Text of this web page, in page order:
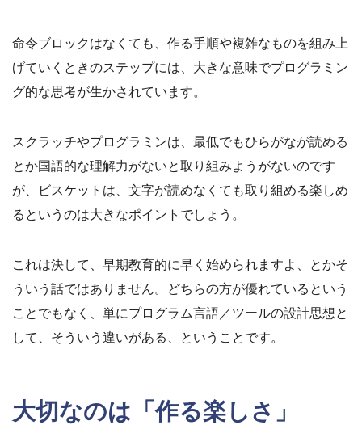
命令ブロックはなくても、作る手順や複雑なものを組み上
げていくときのステップには、大きな意味でプログラミン
グ的な思考が生かされています。
スクラッチやプログラミンは、最低でもひらがなが読める
とか国語的な理解力がないと取り組みようがないのです
が、ビスケットは、文字が読めなくても取り組める楽しめ
るというのは大きなポイントでしょう。
これは決して、早期教育的に早く始められますよ、とかそ
ういう話ではありません。どちらの方が優れているという
ことでもなく、単にプログラム言語／ツールの設計思想と
して、そういう違いがある、ということです。
大切なのは「作る楽しさ」